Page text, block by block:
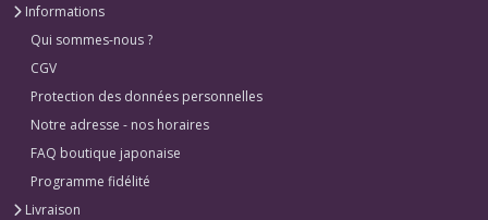
Informations
Qui sommes-nous ?
CGV
Protection des données personnelles
Notre adresse - nos horaires
FAQ boutique japonaise
Programme fidélité
Livraison